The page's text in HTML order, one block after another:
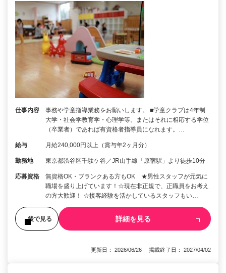
仕事内容
事務や学童指導業務をお願いします。 ■学童クラブは4年制
大学・社会学教育学・心理学等、またはそれに相応する学位
（卒業者）であれば有資格者指導員になれます。…
給与 月給240,000円以上（賞与年2ヶ月分）
勤務地 東京都渋谷区千駄ケ谷／JR山手線「原宿駅」より徒歩10分
応募資格
無資格OK・ブランクある方もOK ★男性スタッフが元気に
職場を盛り上げています！☆現在非正規で、正職員をお考え
の方大歓迎！ ☆接客経験を活かしているスタッフもい…
後で見る 詳細を見る
更新日： 2026/06/26 掲載終了日： 2027/04/02